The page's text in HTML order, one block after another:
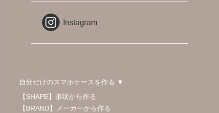
Instagram
自分だけのスマホケースを作る ▼
【SHAPE】形状から作る
【BRAND】メーカーから作る